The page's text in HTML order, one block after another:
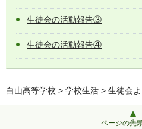
生徒会の活動報告③
生徒会の活動報告④
白山高等学校 > 学校生活 > 生徒会よ
ページの先